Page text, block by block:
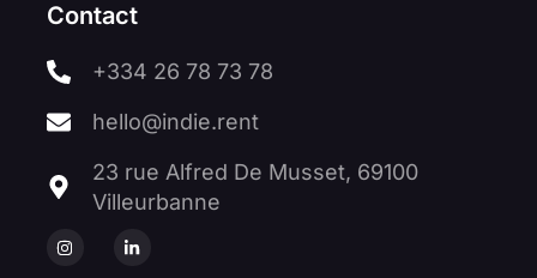
Contact
+334 26 78 73 78
hello@indie.rent
23 rue Alfred De Musset, 69100
Villeurbanne